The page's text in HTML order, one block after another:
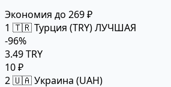
Экономия до 269 ₽
1 🇹🇷 Турция (TRY)ЛУЧШАЯ
-96%
3.49 TRY
10 ₽
2🇺🇦 Украина (UAH)